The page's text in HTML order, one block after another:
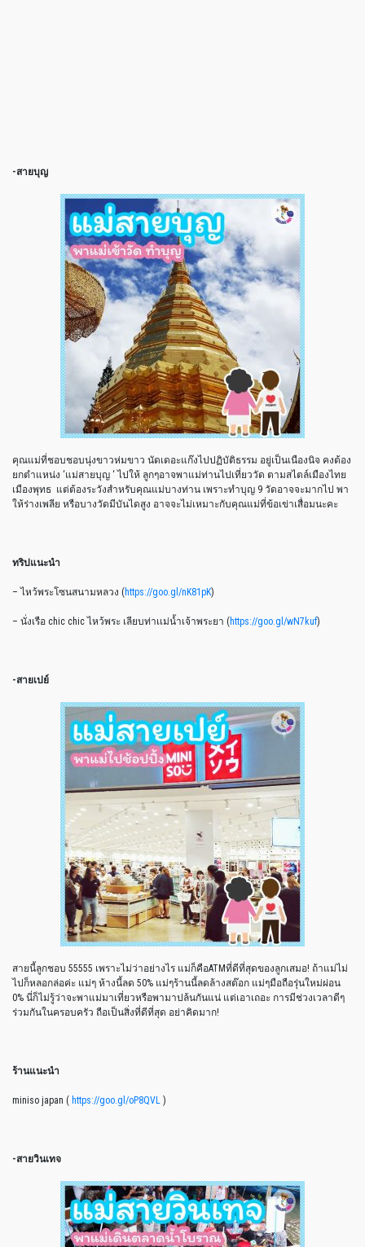
-สายบุญ
คุณแม่ที่ชอบชอบนุ่งขาวห่มขาว นัดเดอะแก๊งไปปฏิบัติธรรม อยู่เป็นเนืองนิจ คงต้อง
ยกตำแหน่ง ‘แม่สายบุญ ‘ ไปให้ ลูกๆอาจพาแม่ท่านไปเที่ยววัด ตามสไตล์เมืองไทย
เมืองพุทธ แต่ต้องระวังสำหรับคุณแม่บางท่าน เพราะทำบุญ 9 วัดอาจจะมากไป พา
ให้ร่างเพลีย หรือบางวัดมีบันไดสูง อาจจะไม่เหมาะกับคุณแม่ที่ข้อเข่าเสื่อมนะคะ
ทริปแนะนำ
– ไหว้พระโซนสนามหลวง (https://goo.gl/nK81pK)
– นั่งเรือ chic chic ไหว้พระ เลียบท่าเเม่น้ำเจ้าพระยา (https://goo.gl/wN7kuf)
-สายเปย์
สายนี้ลูกชอบ 55555 เพราะไม่ว่าอย่างไร แม่ก็คือATMที่ดีที่สุดของลูกเสมอ! ถ้าแม่ไม่
ไปก็หลอกล่อค่ะ แม่ๆ ห้างนี้ลด 50% แม่ๆร้านนี้ลดล้างสต๊อก แม่ๆมือถือรุ่นใหม่ผ่อน
0% นี่ก็ไม่รู้ว่าจะพาแม่มาเที่ยวหรือพามาปล้นกันแน่ แต่เอาเถอะ การมีช่วงเวลาดีๆ
ร่วมกันในครอบครัว ถือเป็นสิ่งที่ดีที่สุด อย่าคิดมาก!
ร้านแนะนำ
miniso japan ( https://goo.gl/oP8QVL )
-สายวินเทจ